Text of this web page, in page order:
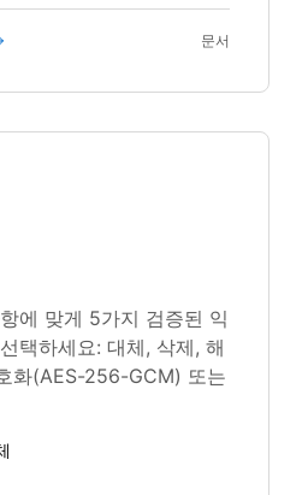
문서
에 맞게 5가지 검증된 익
택하세요: 대체, 삭제, 해
화(AES-256-GCM) 또는